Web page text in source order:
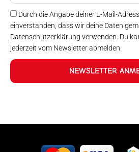
Durch die Angabe deiner E-Mail-
einverstanden, dass wir deine Daten
Datenschutzerklärung verwenden. Du
jederzeit vom Newsletter abmelden.
NEWSLETTER